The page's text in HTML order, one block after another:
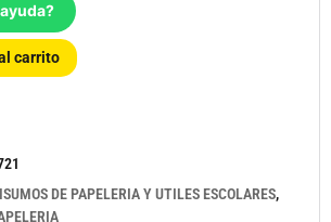
carrito
DE PAPELERIA Y UTILES ESCOLARES,